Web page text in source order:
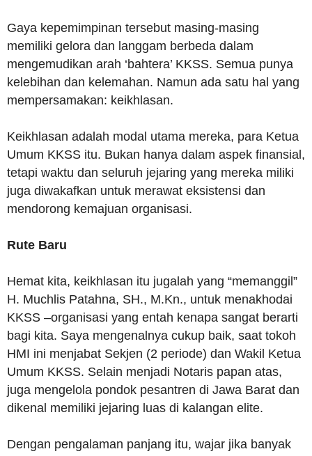
Gaya kepemimpinan tersebut masing-masing
memiliki gelora dan langgam berbeda dalam
mengemudikan arah ‘bahtera’ KKSS. Semua punya
kelebihan dan kelemahan. Namun ada satu hal yang
mempersamakan: keikhlasan.
Keikhlasan adalah modal utama mereka, para Ketua
Umum KKSS itu. Bukan hanya dalam aspek finansial,
tetapi waktu dan seluruh jejaring yang mereka miliki
juga diwakafkan untuk merawat eksistensi dan
mendorong kemajuan organisasi.
Rute Baru
Hemat kita, keikhlasan itu jugalah yang “memanggil”
H. Muchlis Patahna, SH., M.Kn., untuk menakhodai
KKSS –organisasi yang entah kenapa sangat berarti
bagi kita. Saya mengenalnya cukup baik, saat tokoh
HMI ini menjabat Sekjen (2 periode) dan Wakil Ketua
Umum KKSS. Selain menjadi Notaris papan atas,
juga mengelola pondok pesantren di Jawa Barat dan
dikenal memiliki jejaring luas di kalangan elite.
Dengan pengalaman panjang itu, wajar jika banyak